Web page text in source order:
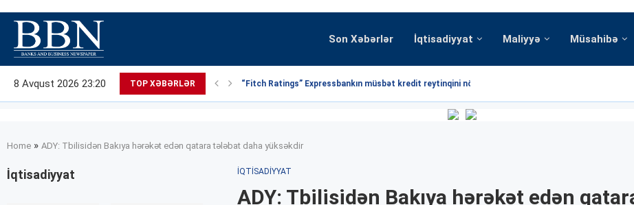
Son Xəbərlər İqtisadiyyat Maliyyə Müsahibə
8 Avqust 2026 23:20 TOP XƏBƏRLƏR “Fitch Ratings” Expressbankın müsbət kredit reytinqini növbəti dəfə...
Home » ADY: Tbilisidən Bakıya hərəkət edən qatara tələbat daha yüksəkdir
İQTISADIYYAT
ADY: Tbilisidən Bakıya hərəkət edən
İqtisadiyyat